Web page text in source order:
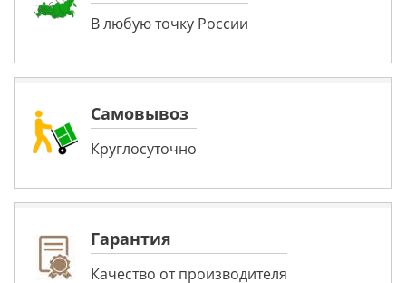
В любую точку России
Самовывоз
Круглосуточно
Гарантия
Качество от производителя